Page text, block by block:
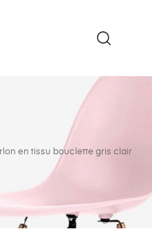
en tissu bouclette gris clair